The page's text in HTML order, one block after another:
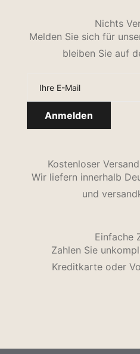
Nichts
Melden Sie sich für
bleiben Sie auf
Kostenloser
Wir liefern innerhalb
und
Einfache
Zahlen Sie
Kreditkarte oder